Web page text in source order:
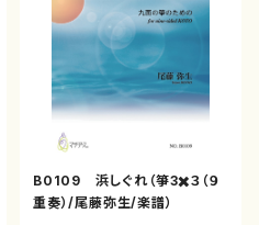
B0109 浜しぐれ（箏3✖️３（９
重奏）/尾藤弥生/楽譜）